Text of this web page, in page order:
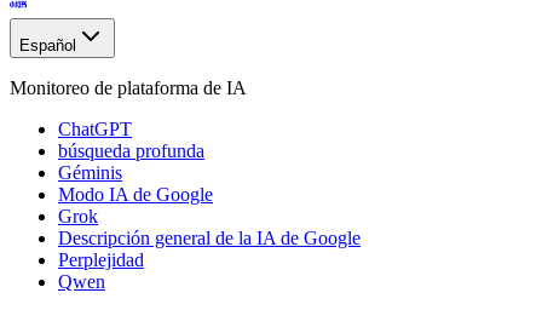
Español
Monitoreo de plataforma de IA
ChatGPT
búsqueda profunda
Géminis
Modo IA de Google
Grok
Descripción general de la IA de Google
Perplejidad
Qwen